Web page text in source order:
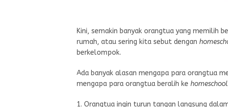
Kini, semakin banyak orangtua yang memilih
rumah, atau sering kita sebut dengan
berkelompok.
Ada banyak alasan mengapa para orangtua
mengapa para orangtua beralih ke
1. Orangtua ingin turun tangan langsung